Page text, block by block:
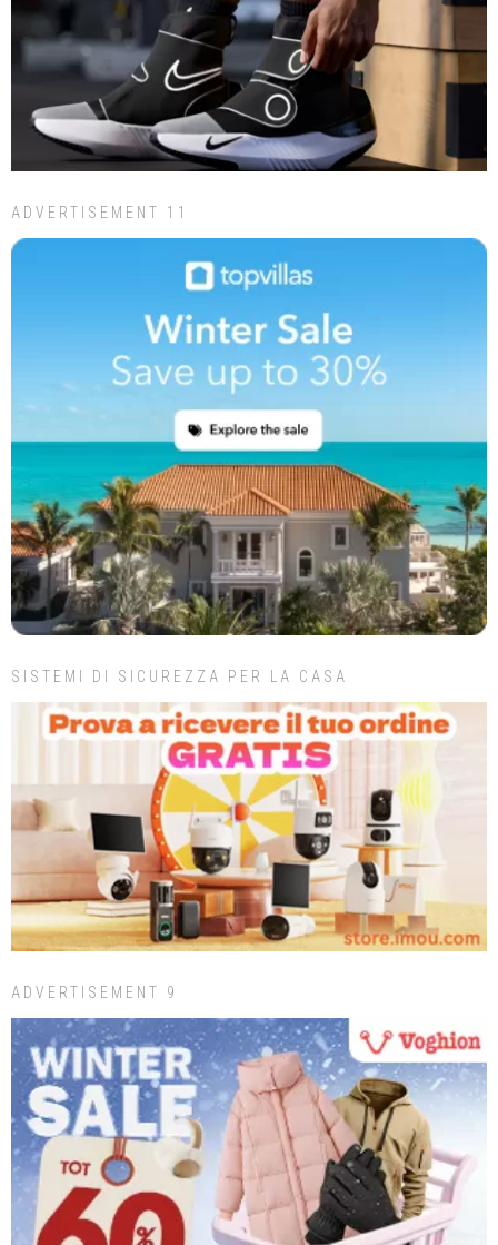
ADVERTISEMENT 11
SISTEMI DI SICUREZZA PER LA CASA
ADVERTISEMENT 9